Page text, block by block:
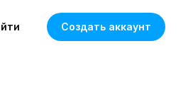
Создать аккаунт